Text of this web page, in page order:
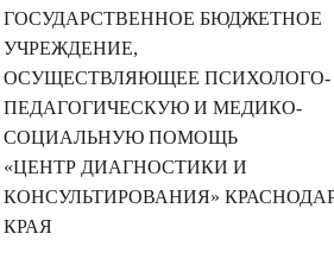
ГОСУДАРСТВЕННОЕ БЮДЖЕТНОЕ
УЧРЕЖДЕНИЕ,
ОСУЩЕСТВЛЯЮЩЕЕ ПСИХОЛОГО-
ПЕДАГОГИЧЕСКУЮ И МЕДИКО-
СОЦИАЛЬНУЮ ПОМОЩЬ
«ЦЕНТР ДИАГНОСТИКИ И
КОНСУЛЬТИРОВАНИЯ»
КРАЯ